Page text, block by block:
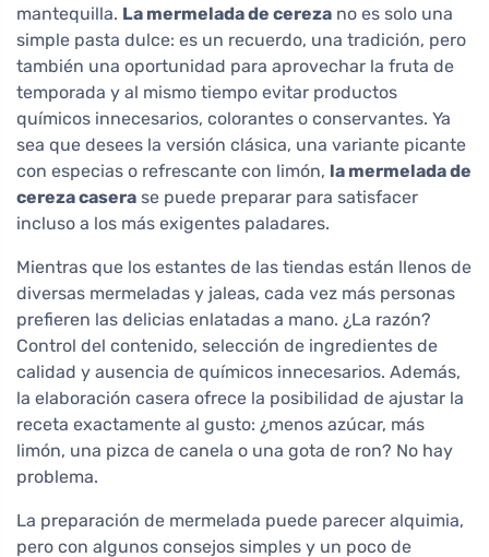
mantequilla. La mermelada de cereza no es solo una
simple pasta dulce: es un recuerdo, una tradición, pero
también una oportunidad para aprovechar la fruta de
temporada y al mismo tiempo evitar productos
químicos innecesarios, colorantes o conservantes. Ya
sea que desees la versión clásica, una variante picante
con especias o refrescante con limón, la mermelada de
cereza casera se puede preparar para satisfacer
incluso a los más exigentes paladares.
Mientras que los estantes de las tiendas están llenos de
diversas mermeladas y jaleas, cada vez más personas
prefieren las delicias enlatadas a mano. ¿La razón?
Control del contenido, selección de ingredientes de
calidad y ausencia de químicos innecesarios. Además,
la elaboración casera ofrece la posibilidad de ajustar la
receta exactamente al gusto: ¿menos azúcar, más
limón, una pizca de canela o una gota de ron? No hay
problema.
La preparación de mermelada puede parecer alquimia,
pero con algunos consejos simples y un poco de